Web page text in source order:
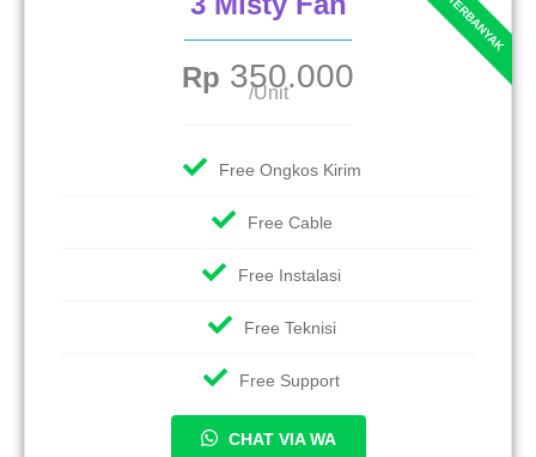
Rp 350.000
/Unit
Free Ongkos Kirim
Free Cable
Free Instalasi
Free Teknisi
Free Support
CHAT VIA WA